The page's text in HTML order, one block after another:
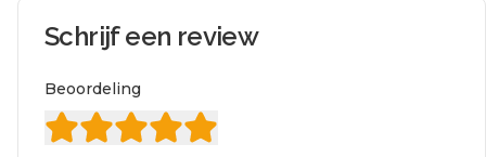
Schrijf een review
Beoordeling